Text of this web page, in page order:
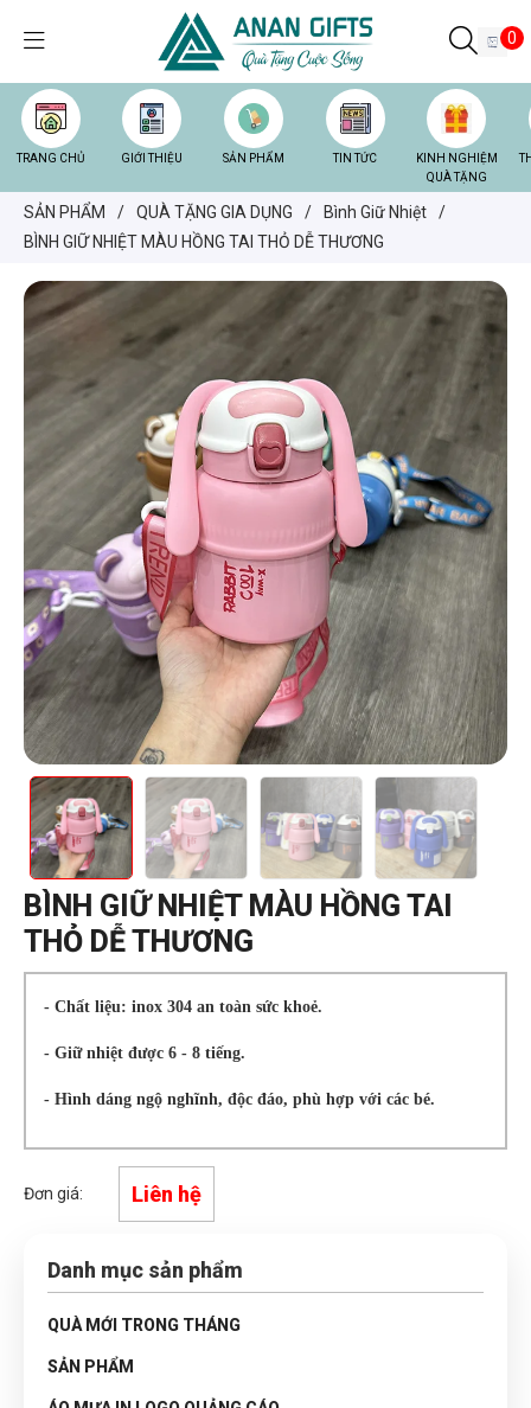
0
TRANG CHỦ GIỚI THIỆU SẢN PHẨM TIN TỨC
KINH NGHIỆM
QUÀ TẶNG
SẢN PHẨM / QUÀ TẶNG GIA DỤNG / Bình Giữ Nhiệt
/
BÌNH GIỮ NHIỆT MÀU HỒNG TAI THỎ DỄ THƯƠNG
BÌNH GIỮ NHIỆT MÀU HỒNG TAI
THỎ DỄ THƯƠNG
- Chất liệu: inox 304 an toàn sức khoẻ.
- Giữ nhiệt được 6 - 8 tiếng.
- Hình dáng ngộ nghĩnh, độc đáo, phù hợp với các bé.
Đơn giá: Liên hệ
Danh mục sản phẩm
QUÀ MỚI TRONG THÁNG
SẢN PHẨM